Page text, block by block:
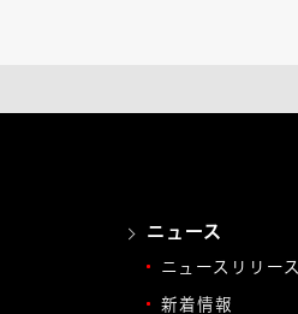
ニュース
ニュースリリース
新着情報